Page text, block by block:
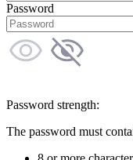
Password
Password strength:
The password must